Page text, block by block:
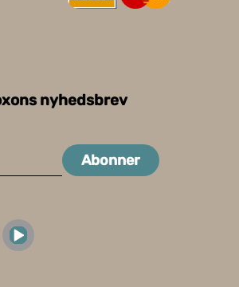
nyhedsbrev
Abonner